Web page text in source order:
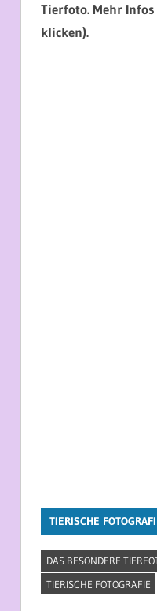
Tierfoto. Mehr
klicken).
TIERISCHE
DAS BESONDERE
TIERISCHE FOTOGRAFIE